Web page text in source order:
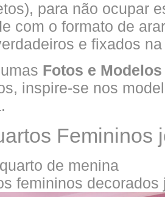
para não ocupar
com o formato de
e fixados
Fotos e Modelos
inspire-se nos
Femininos